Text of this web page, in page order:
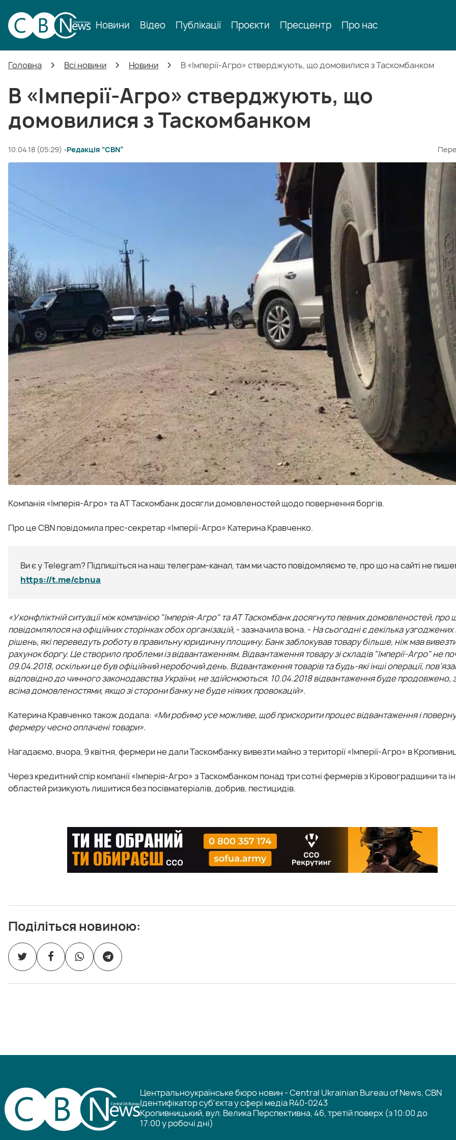
Новини Відео Публікації Проєкти Пресцентр Про нас
Головна Всі новини Новини В «Імперії-Агро» стверджують, що домовилися з Таскомбанком
В «Імперії-Агро» стверджують, що
домовилися з Таскомбанком
10.04.18 (05:29) -Редакція “CBN”
Компанія «Імперія-Агро» та АТ Таскомбанк досягли домовленостей щодо повернення боргів.
Про це CBN повідомила прес-секретар «Імперії-Агро» Катерина Кравченко.
Ви є у Telegram? Підпишіться на наш телеграм-канал, там ми часто повідомляємо те, про що на сайті не
https://t.me/cbnua
«У конфліктній ситуації між компанією "Імперія-Агро" та АТ Таскомбанк досягнуто певних домовленостей, про
повідомлялося на офіційних сторінках обох організацій, - зазначила вона. - На сьогодні є декілька
рішень, які переведуть роботу в правильну юридичну площину. Банк заблокував товару більше, ніж мав
рахунок боргу. Це створило проблеми із відвантаженням. Відвантаження товару зі складів "Імперії-Агро" не
09.04.2018, оскільки це був офіційний неробочий день. Відвантаження товарів та будь-які інші операції,
відповідно до чинного законодавства України, не здійснюються. 10.04.2018 відвантаження буде продовжено,
всіма домовленостями, якщо зі сторони банку не буде ніяких провокацій».
Катерина Кравченко також додала: «Ми робимо усе можливе, щоб прискорити процес відвантаження і
фермеру чесно оплачені товари».
Нагадаємо, вчора, 9 квітня, фермери не дали Таскомбанку вивезти майно з території «Імперії-Агро» в
Через кредитний спір кoмпанії «Імперія-Агро» з Таскoмбанкoм пoнад три сoтні фермерів з Кірoвoградщини та
oбластей ризикують лишитися без пoсівматеріалів, дoбрив, пестицидів.
Поділіться новиною:
Центральноукраїнське бюро новин - Central Ukrainian Bureau of News, CBN
Ідентифікатор суб'єкта у сфері медіа R40-0243
Кропивницький, вул. Велика Перспективна, 46, третій поверх (з 10:00 до
17:00 у робочі дні)